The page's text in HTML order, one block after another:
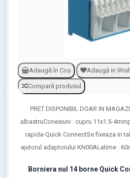
Adaugă în Coş Adaugă in
Compară produsul
Borniera nul 14 borne Quick
PRET DISPONIBIL DOAR IN
albastruConexiuni : cupru 11x1.5-
rapida-Quick ConnectSe fixeaza in
ajutorul adaptorului KN00ALatime :